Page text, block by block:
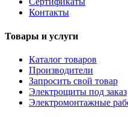
Контакты
Товары и услуги
Каталог товаров
Производители
Запросить свой товар
Электрощиты под заказ
Электромонтажные